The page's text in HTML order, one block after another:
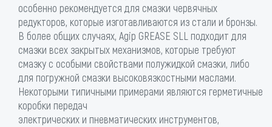
особенно рекомендуется для смазки червячных
редукторов, которые изготавливаются из стали и бронзы.
В более общих случаях, Agip GREASE SLL подходит для
смазки всех закрытых механизмов, которые требуют
смазку с особыми свойствами полужидкой смазки, либо
для погружной смазки высоковязкостными маслами.
Некоторыми типичными примерами являются герметичные
коробки передач
электрических и пневматических инструментов,